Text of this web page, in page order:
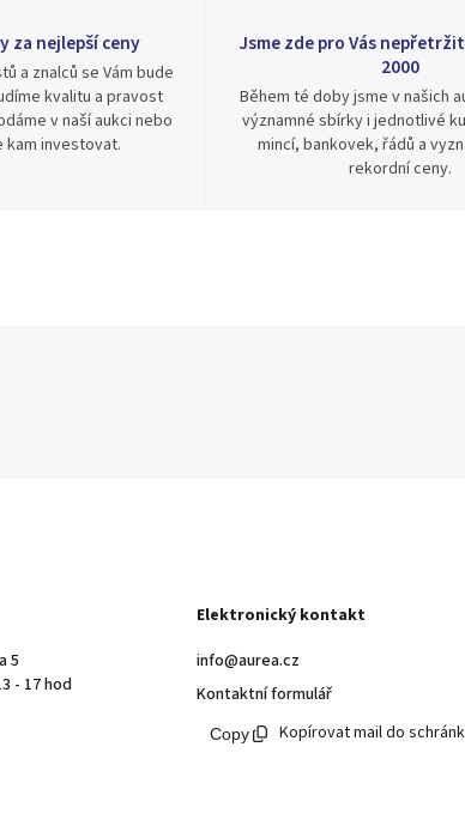
za nejlepší ceny
a znalců se Vám bude
kvalitu a pravost
v naší aukci nebo
kam investovat.
Jsme zde pro Vás
2000
Během té doby jsme v našich
významné sbírky i jednotlivé
mincí, bankovek, řádů a
rekordní ceny.
5
- 17 hod
Elektronický kontakt
info@aurea.cz
Kontaktní formulář
Kopírovat mail do